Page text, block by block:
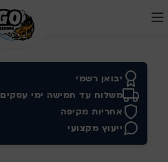
יבואן רשמי
משלוח עד חמישה ימי עסקים
אחריות מקיפה
ייעוץ מקצועי